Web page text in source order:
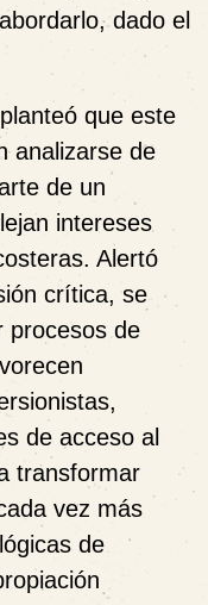
dado el
que este
analizarse de
de un
intereses
Alertó
crítica, se
procesos de
de acceso al
transformar
vez más
de